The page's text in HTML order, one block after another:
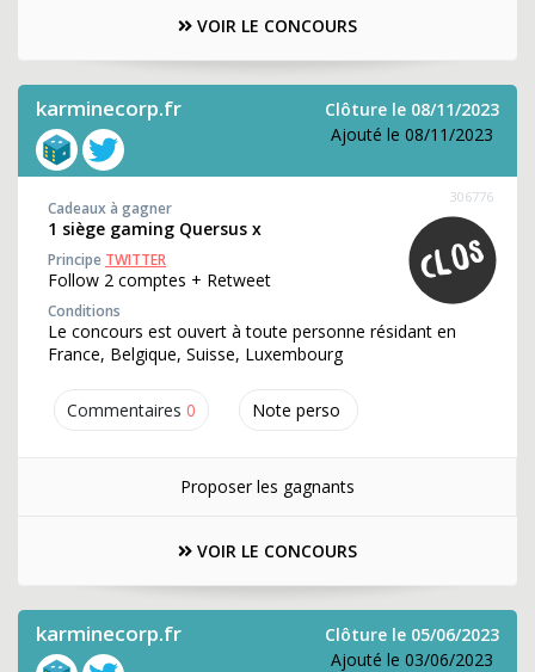
VOIR LE CONCOURS
karminecorp.fr
Clôture le 08/11/2023
Ajouté le 08/11/2023
Commentaires 0 Note perso
306776
Cadeaux à gagner
1 siège gaming Quersus x
Principe TWITTER
Follow 2 comptes + Retweet
Conditions
Le concours est ouvert à toute personne résidant en
France, Belgique, Suisse, Luxembourg
Proposer les gagnants
VOIR LE CONCOURS
karminecorp.fr
Clôture le 05/06/2023
Ajouté le 03/06/2023